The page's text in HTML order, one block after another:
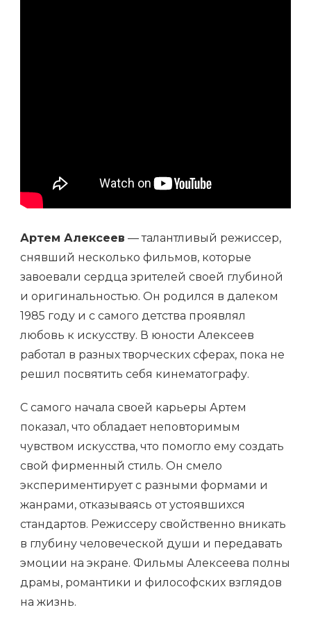
Артем Алексеев — талантливый режиссер,
снявший несколько фильмов, которые
завоевали сердца зрителей своей глубиной
и оригинальностью. Он родился в далеком
1985 году и с самого детства проявлял
любовь к искусству. В юности Алексеев
работал в разных творческих сферах, пока не
решил посвятить себя кинематографу.
С самого начала своей карьеры Артем
показал, что обладает неповторимым
чувством искусства, что помогло ему создать
свой фирменный стиль. Он смело
экспериментирует с разными формами и
жанрами, отказываясь от устоявшихся
стандартов. Режиссеру свойственно вникать
в глубину человеческой души и передавать
эмоции на экране. Фильмы Алексеева полны
драмы, романтики и философских взглядов
на жизнь.